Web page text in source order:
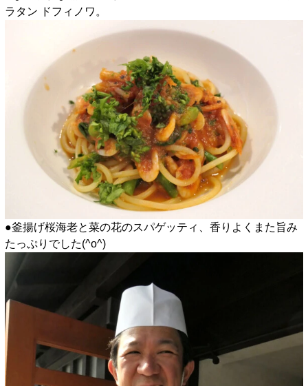
ラタン ドフィノワ。
●釜揚げ桜海老と菜の花のスパゲッティ、香りよくまた旨み
たっぷりでした(^o^)